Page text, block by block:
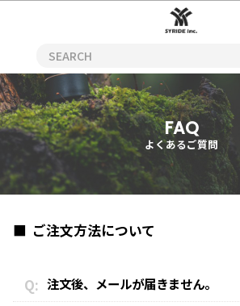
FAQ
よくあるご質問
ご注文方法について
注文後、メールが届きません。